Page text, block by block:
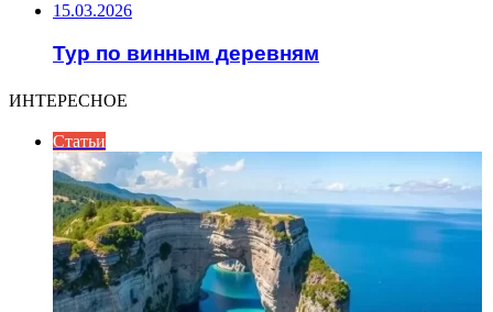
15.03.2026
Тур по винным деревням
ИНТЕРЕСНОЕ
Статьи